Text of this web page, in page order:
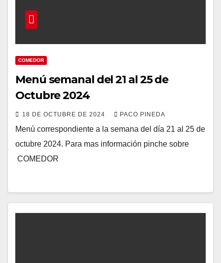
COMEDOR
Menú semanal del 21 al 25 de
Octubre 2024
18 DE OCTUBRE DE 2024 PACO PINEDA
Menú correspondiente a la semana del día 21 al 25 de
octubre 2024. Para mas información pinche sobre
COMEDOR